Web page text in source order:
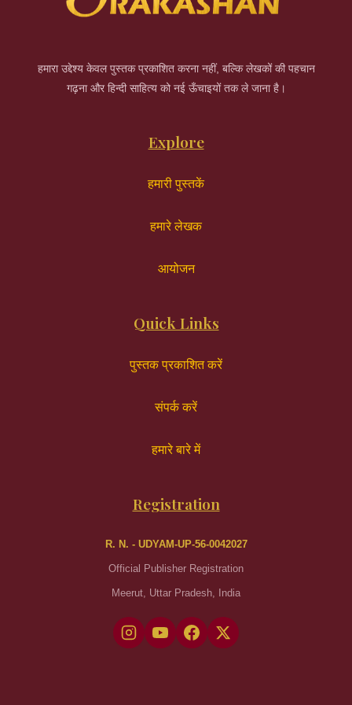
हमारा उद्देश्य केवल पुस्तक प्रकाशित करना नहीं, बल्कि लेखकों की पहचान
गढ़ना और हिन्दी साहित्य को नई ऊँचाइयों तक ले जाना है।
Explore
हमारी पुस्तकें
हमारे लेखक
आयोजन
Quick Links
पुस्तक प्रकाशित करें
संपर्क करें
हमारे बारे में
Registration
R. N. - UDYAM-UP-56-0042027
Official Publisher Registration
Meerut, Uttar Pradesh, India